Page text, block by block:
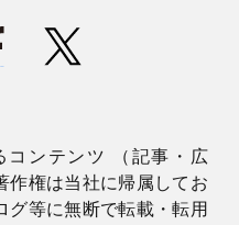
コンテンツ （記事・広
作権は当社に帰属してお
グ等に無断で転載・転用